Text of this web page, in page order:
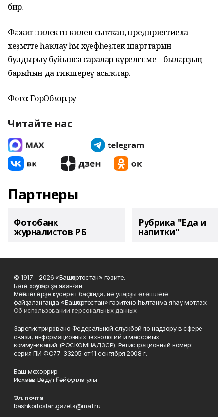
бирә.
Фажиғә нилектән килеп сыҡҡан, предприятиела
хеҙмәтте һаҡлау һәм хәүефһеҙлек шарттарын
булдырыу буйынса саралар күрелгәнме – быларҙың
барыһын да тикшереү асыҡлар.
Фото: ГорОбзор.ру
Читайте нас
Партнеры
Фотобанк
журналистов РБ
Рубрика "Еда и
напитки"
© 1917 - 2026 «Башҡортостан» гәзите.
Бөтә хоҡуҡтар ҙа яҡланған.
Мәҡәләләрҙе күсереп баҫҡанда, йә уларҙы өлөшләтә
файҙаланғанда «Башҡортостан» гәзитенә һылтанма яһау мотлаҡ.
Об использовании персональных данных
Зарегистрировано Федеральной службой по надзору в сфере
связи, информационных технологий и массовых
коммуникаций (РОСКОМНАДЗОР). Регистрационный номер:
серия ПИ ФС77-33205 от 11 сентября 2008 г.
Баш мөхәррир
Исхаҡов Вәдүт Ғәйфулла улы
Эл. почта
bashkortostan.gazeta@mail.ru